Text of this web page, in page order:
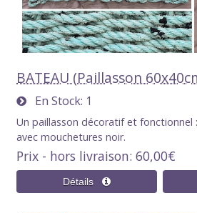
BATEAU (Paillasson
En Stock 1
Un paillasson décoratif et fonctionnel
avec mouchetures noir.
Prix - hors livraison 60,00€